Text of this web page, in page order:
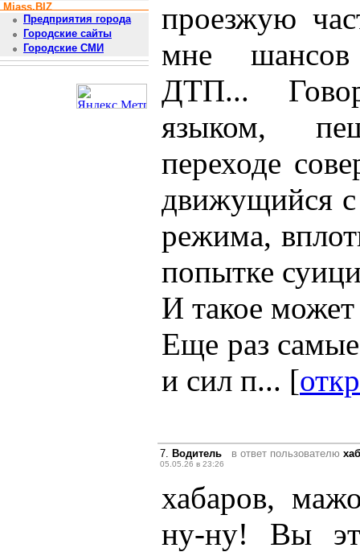
Miass.BIZ
Предприятия города
Городские сайты
Городские СМИ
проезжую
мне шансов
ДТП...
языком,
переходе
движущийся
режима,
попытке
И такое
Еще раз
и сил п... [
7. Водитель в ответ пользователю
05.05.26 в 23:26
хабаров,
ну-ну! Вы